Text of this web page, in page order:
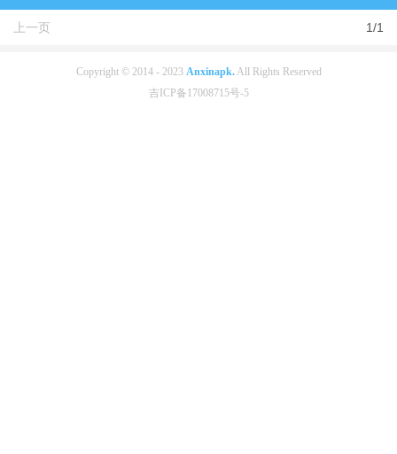
1/1
上一页
Copyright © 2014 - 2023 Anxinapk.All Rights Reserved
吉ICP备17008715号-5